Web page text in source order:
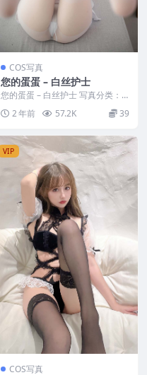
COS写真
您的蛋蛋 – 白丝护士
您的蛋蛋 – 白丝护士 写真分类：
唯美，参与模特：您的蛋蛋 [套图
大小]：[40...
2 年前 57.2K 39
VIP
COS写真